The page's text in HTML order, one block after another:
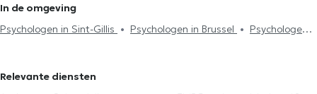
In de omgeving
Psychologen in Sint-Gillis
Psychologen in Brussel
Psychologen
Psychologen in Anderlecht
Relevante diensten